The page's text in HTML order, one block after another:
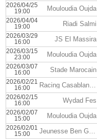
2026/04/25
19:00
Mouloudia Oujda
2026/04/04
19:00
Riadi Salmi
2026/03/29
16:00
JS El Massira
2026/03/15
23:00
Mouloudia Oujda
2026/03/07
16:00
Stade Marocain
2026/02/21
16:00
Racing Casablanca
2026/02/15
16:00
Wydad Fes
2026/02/07
15:00
Mouloudia Oujda
2026/02/01
15:00
Jeunesse Ben Guerir